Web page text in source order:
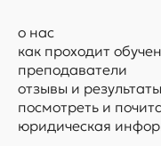
о нас
как проходит
преподаватели
отзывы и результаты
посмотреть и
юридическая